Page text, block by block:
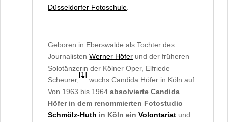
Düsseldorfer Fotoschule
Geboren in Eberswalde als Tochter des
JournalistenWerner Höfer und der früheren
Solotänzerin der Kölner Oper, Elfriede
Scheurer,
[1]
wuchs Candida Höfer in Köln auf.
Von 1963 bis 1964absolvierte Candida
Höfer in dem renommierten Fotostudio
Schmölz-Huth in Köln einVolontariat und